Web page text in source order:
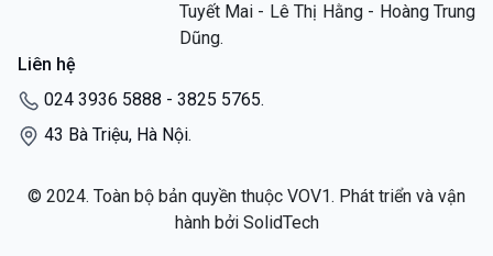
Tuyết Mai - Lê Thị Hằng - Hoàng Trung
Dũng.
Liên hệ
024 3936 5888 - 3825 5765.
43 Bà Triệu, Hà Nội.
© 2024. Toàn bộ bản quyền thuộc VOV1. Phát triển và vận
hành bởi SolidTech